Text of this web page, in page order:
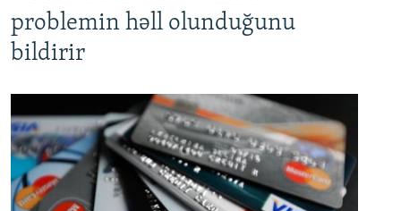
problemin həll olunduğunu
bildirir